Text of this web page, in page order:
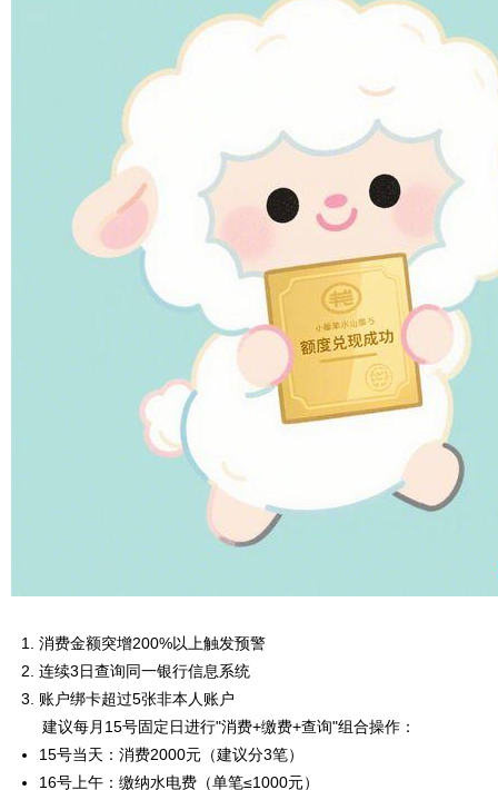
消费金额突增200%以上触发预警
连续3日查询同一银行信息系统
账户绑卡超过5张非本人账户
建议每月15号固定日进行"消费+缴费+查询"组合操作：
15号当天：消费2000元（建议分3笔）
16号上午：缴纳水电费（单笔≤1000元）